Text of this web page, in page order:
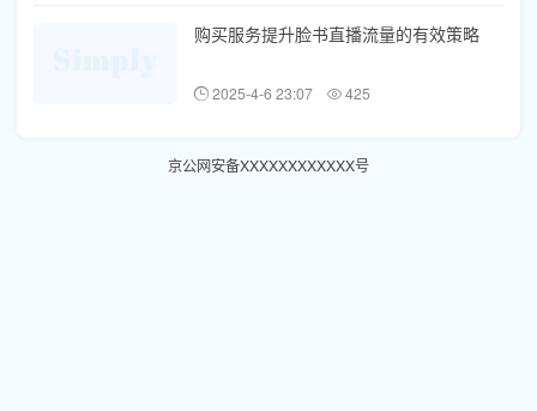
购买服务提升脸书直播流量的有效策略
2025-4-6 23:07 425
京公网安备XXXXXXXXXXXX号